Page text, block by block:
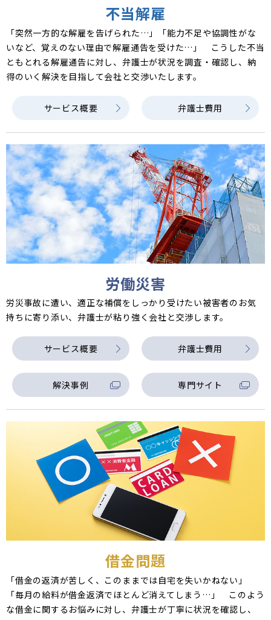
不当解雇
「突然一方的な解雇を告げられた…」「能力不足や協調性がな
いなど、覚えのない理由で解雇通告を受けた…」 こうした不当
ともとれる解雇通告に対し、弁護士が状況を調査・確認し、納
得のいく解決を目指して会社と交渉いたします。
サービス概要 弁護士費用
労働災害
労災事故に遭い、適正な補償をしっかり受けたい被害者のお気
持ちに寄り添い、弁護士が粘り強く会社と交渉します。
サービス概要 弁護士費用
解決事例 専門サイト
借金問題
「借金の返済が苦しく、このままでは自宅を失いかねない」
「毎月の給料が借金返済でほとんど消えてしまう…」 このよう
な借金に関するお悩みに対し、弁護士が丁寧に状況を確認し、